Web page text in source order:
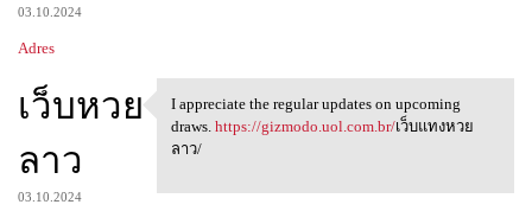
03.10.2024
Adres
เว็บหวย
ลาว
03.10.2024
I appreciate the regular
I appreciate the regular updates on upcoming
draws. https://gizmodo.uol.com.br/เว็บแทงหวย
ลาว/